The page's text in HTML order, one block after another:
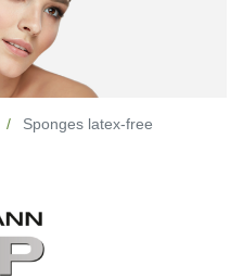
Sponges latex-free